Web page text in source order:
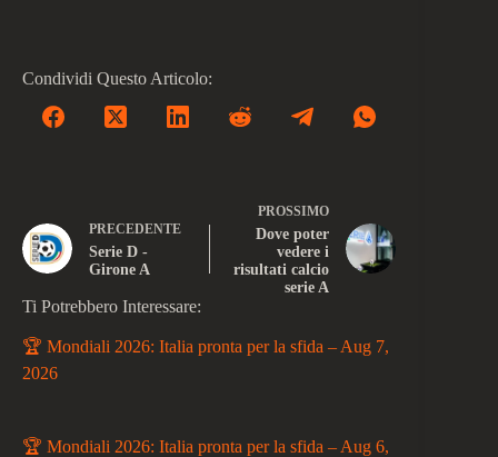
Condividi Questo Articolo:
PRECEDENTE
Serie D -
Girone A
PROSSIMO
Dove poter
vedere i
risultati calcio
serie A
Ti Potrebbero Interessare:
🏆 Mondiali 2026: Italia pronta per la sfida – Aug 7,
2026
🏆 Mondiali 2026: Italia pronta per la sfida – Aug 6,